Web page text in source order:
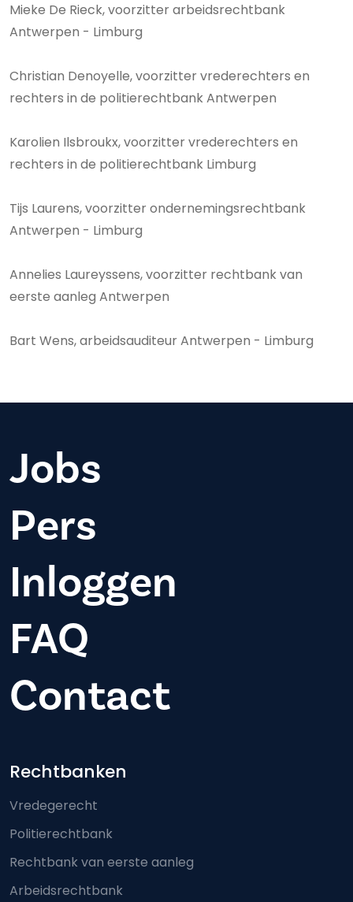
Mieke De Rieck, voorzitter arbeidsrechtbank
Antwerpen - Limburg
Christian Denoyelle, voorzitter vrederechters en
rechters in de politierechtbank Antwerpen
Karolien Ilsbroukx, voorzitter vrederechters en
rechters in de politierechtbank Limburg
Tijs Laurens, voorzitter ondernemingsrechtbank
Antwerpen - Limburg
Annelies Laureyssens, voorzitter rechtbank van
eerste aanleg Antwerpen
Bart Wens, arbeidsauditeur Antwerpen - Limburg
Jobs
Pers
Inloggen
FAQ
Contact
Footer-menu
Rechtbanken
Vredegerecht
Politierechtbank
Rechtbank van eerste aanleg
Arbeidsrechtbank